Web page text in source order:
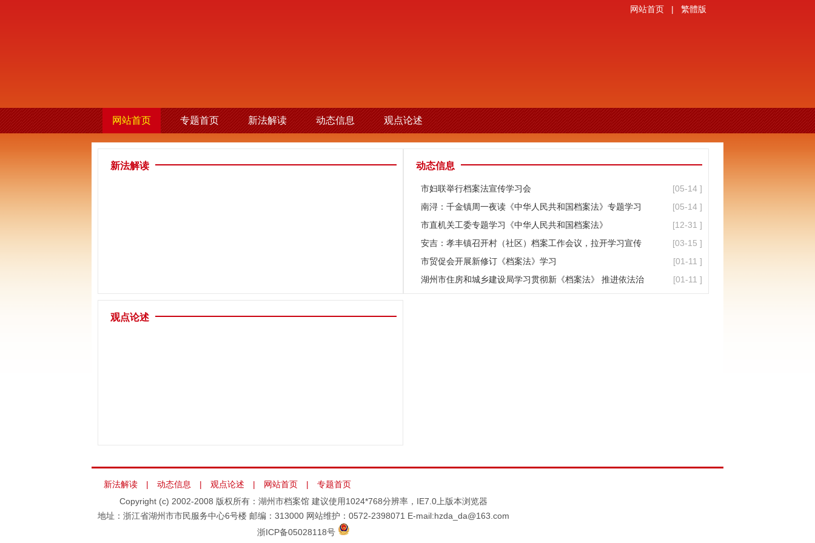
网站首页 | 繁體版
网站首页 专题首页 新法解读 动态信息 观点论述
新法解读 动态信息
[05-14 ]
市妇联举行档案法宣传学习会
[05-14 ]
南浔：千金镇周一夜读《中华人民共和国档案法》专题学习
[12-31 ]
市直机关工委专题学习《中华人民共和国档案法》
[03-15 ]
安吉：孝丰镇召开村（社区）档案工作会议，拉开学习宣传
[01-11 ]
市贸促会开展新修订《档案法》学习
[01-11 ]
湖州市住房和城乡建设局学习贯彻新《档案法》 推进依法治
观点论述
新法解读 | 动态信息 | 观点论述 | 网站首页 |
专题首页
Copyright (c) 2002-2008 版权所有：湖州市档案馆 建议使用1024*768分辨率，IE7.0上版本浏览器
地址：浙江省湖州市市民服务中心6号楼 邮编：313000 网站维护：0572-2398071 E-mail:hzda_da@163.com
浙ICP备05028118号